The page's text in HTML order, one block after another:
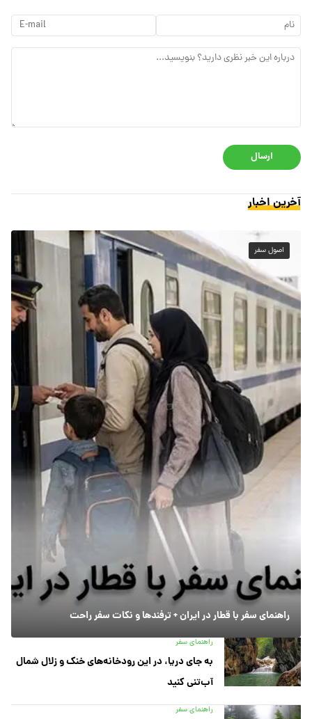
ارسال
آخرین اخبار
اصول سفر
راهنمای سفر با قطار در ایران + ترفندها و نکات سفر راحت
راهنمای سفر
به جای دریا، در این رودخانه‌های خنک و زلال شمال
آب‌تنی کنید
راهنمای سفر